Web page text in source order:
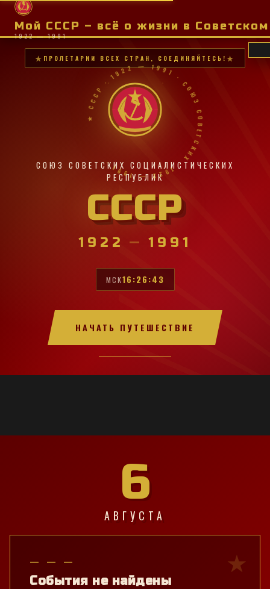
Мой СССР – всё о жизни в
1922 — 1991
ПРОЛЕТАРИИ ВСЕХ СТРАН, СОЕДИНЯЙТЕСЬ!
★ СССР · 1922 — 1991 · СОЮЗ СОВЕТСКИХ · 1922 — 1991 ·
СОЮЗ СОВЕТСКИХ СОЦИАЛИСТИЧЕСКИХ
РЕСПУБЛИК
СССР
1922 — 1991
МСК16:26:44
НАЧАТЬ ПУТЕШЕСТВИЕ
6
АВГУСТА
— — —
События не найдены